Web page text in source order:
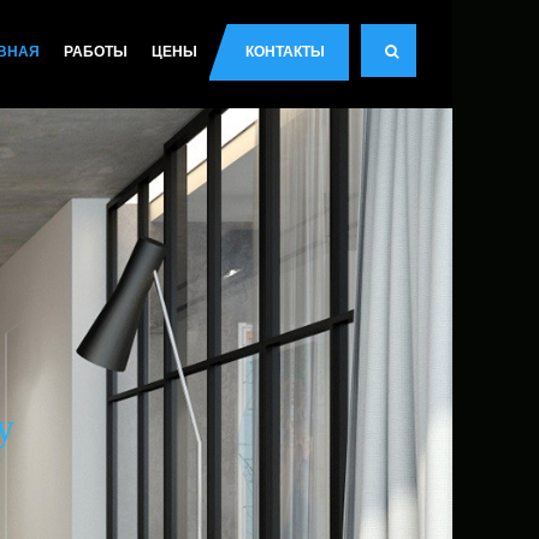
РАБОТЫ ЦЕНЫ
КОНТАКТЫ
.